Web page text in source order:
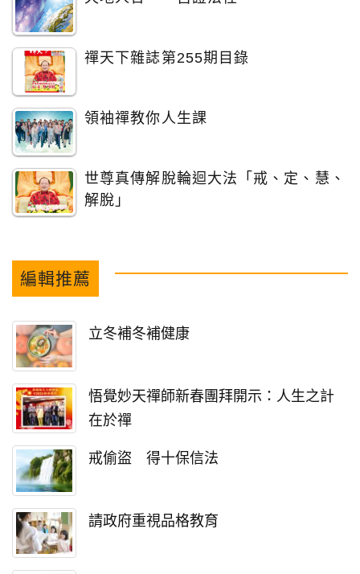
禪天下雜誌第255期目錄
領袖禪教你人生課
世尊真傳解脫輪迴大法「戒、定、慧、
解脫」
編輯推薦
立冬補冬補健康
悟覺妙天禪師新春團拜開示：人生之計
在於禪
戒偷盜 得十保信法
請政府重視品格教育